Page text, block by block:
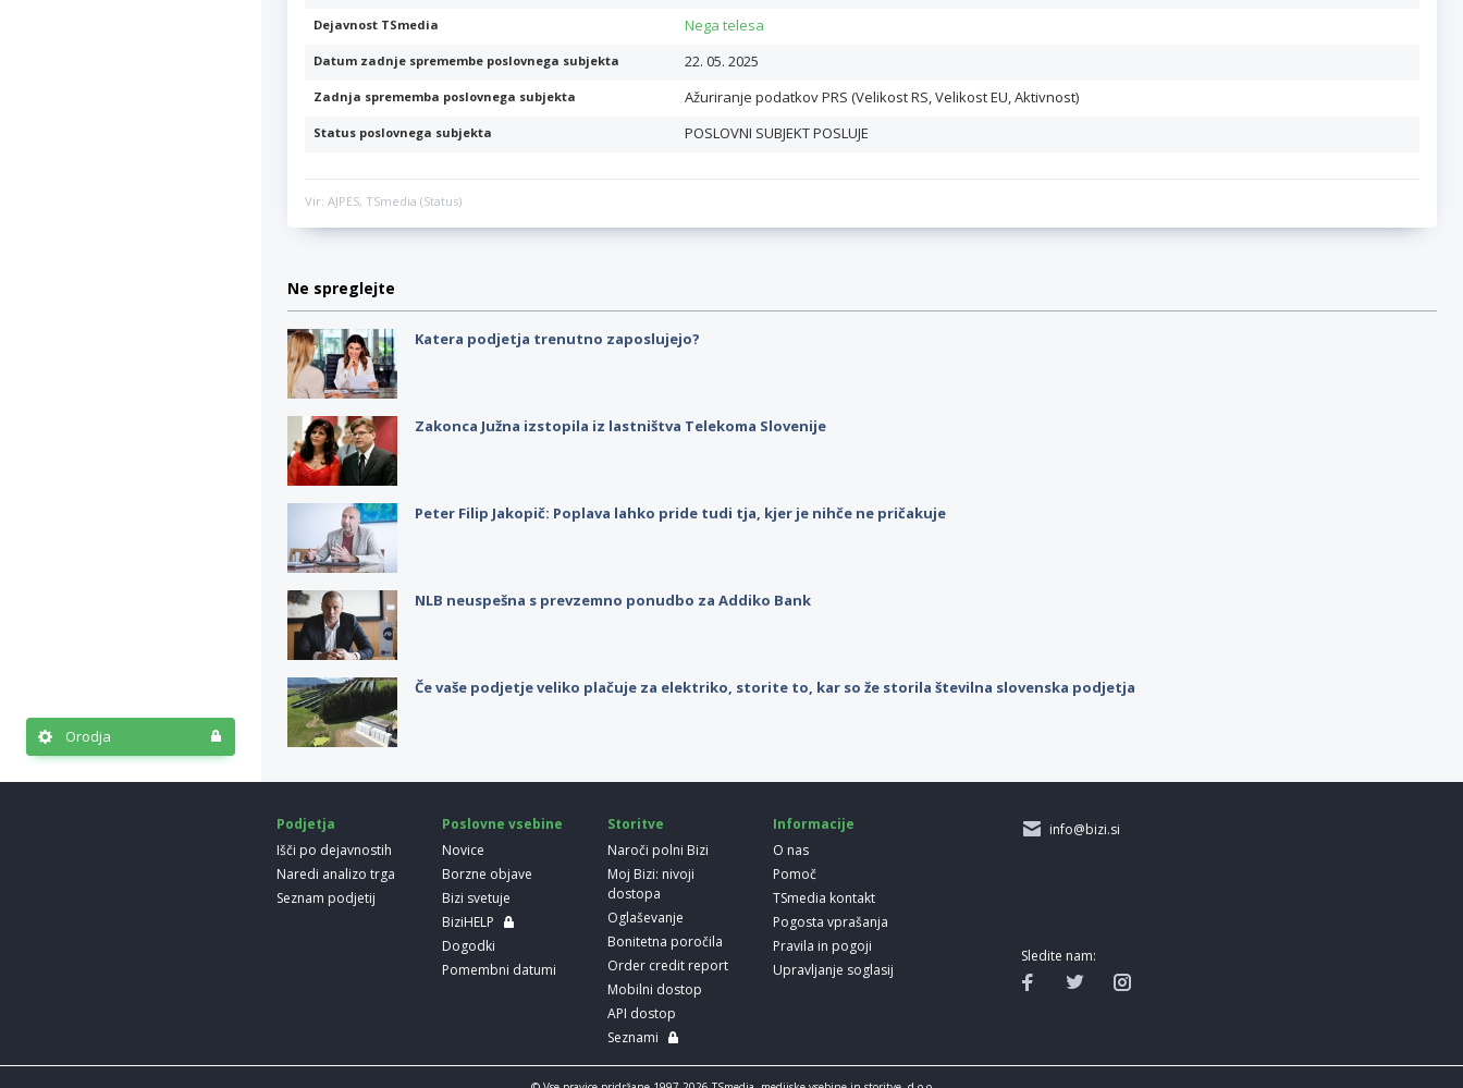
Orodja
Dejavnost TSmedia Nega telesa
Datum zadnje spremembe poslovnega subjekta 22. 05. 2025
Zadnja sprememba poslovnega subjekta Ažuriranje podatkov PRS (Velikost RS, Velikost EU, Aktivnost)
Status poslovnega subjekta POSLOVNI SUBJEKT POSLUJE
Vir: AJPES, TSmedia (Status)
Ne spreglejte
Katera podjetja trenutno zaposlujejo?
Zakonca Južna izstopila iz lastništva Telekoma Slovenije
Peter Filip Jakopič: Poplava lahko pride tudi tja, kjer je nihče ne pričakuje
NLB neuspešna s prevzemno ponudbo za Addiko Bank
Če vaše podjetje veliko plačuje za elektriko, storite to, kar so že storila številna slovenska podjetja
Podjetja
Išči po dejavnostih
Naredi analizo trga
Seznam podjetij
Poslovne vsebine
Novice
Borzne objave
Bizi svetuje
BiziHELP
Dogodki
Pomembni datumi
Storitve
Naroči polni Bizi
Moj Bizi: nivoji
dostopa
Oglaševanje
Bonitetna poročila
Order credit report
Mobilni dostop
API dostop
Seznami
Informacije
O nas
Pomoč
TSmedia kontakt
Pogosta vprašanja
Pravila in pogoji
Upravljanje soglasij
info@bizi.si
Sledite nam: